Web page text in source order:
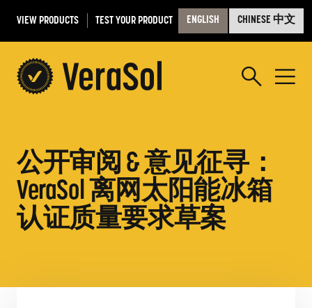
VIEW PRODUCTS TEST YOUR PRODUCT ENGLISH CHINESE 中文
公开审阅 & 意见征寻：
VeraSol 离网太阳能冰箱
认证质量要求草案